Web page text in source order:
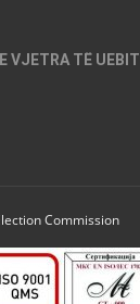
VJETRA TË UEBIT
Commission